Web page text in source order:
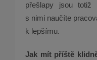
přešlapy jsou totiž
s nimi naučíte
k lepšímu.
Jak mít příště